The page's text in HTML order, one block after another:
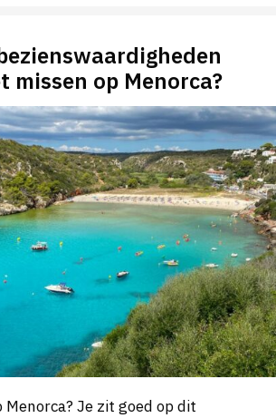
missen op Menorca?
Menorca? Je zit goed op dit